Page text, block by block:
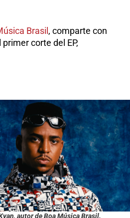
Brasil , comparte con
corte del EP,
autor de Boa Música Brasil.